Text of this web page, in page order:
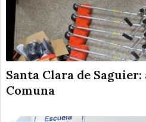
Santa Clara de
Comuna